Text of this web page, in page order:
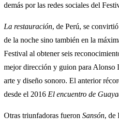
demás por las redes sociales del
La restauración, de Perú, se
de la noche sino también en la
Festival al obtener seis
mejor dirección y guion para Alonso
arte y diseño sonoro. El anterior
desde el 2016 El encuentro de
Otras triunfadoras fueron Sansón, de